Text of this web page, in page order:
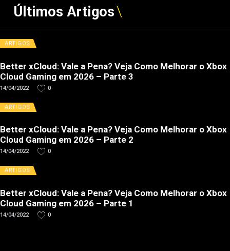
Últimos Artigos
ARTIGOS
Better xCloud: Vale a Pena? Veja Como Melhorar o Xbox
Cloud Gaming em 2026 – Parte 3
14/04/2022 0
ARTIGOS
Better xCloud: Vale a Pena? Veja Como Melhorar o Xbox
Cloud Gaming em 2026 – Parte 2
14/04/2022 0
ARTIGOS
Better xCloud: Vale a Pena? Veja Como Melhorar o Xbox
Cloud Gaming em 2026 – Parte 1
14/04/2022 0